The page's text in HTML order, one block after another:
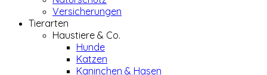
Versicherungen
Tierarten
Haustiere & Co.
Hunde
Katzen
Kaninchen & Hasen